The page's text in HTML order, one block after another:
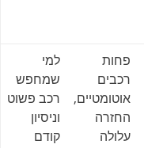
פחות
רכבים
אוטומטיים,
החזרה
עלולה
למי
שמחפש
רכב פשוט
וניסיון
קודם